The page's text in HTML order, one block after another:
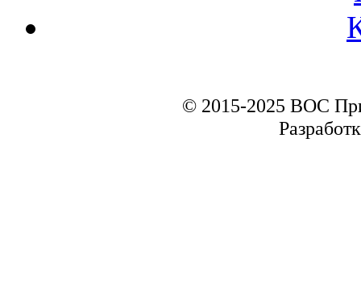
© 2015-2025 ВОС